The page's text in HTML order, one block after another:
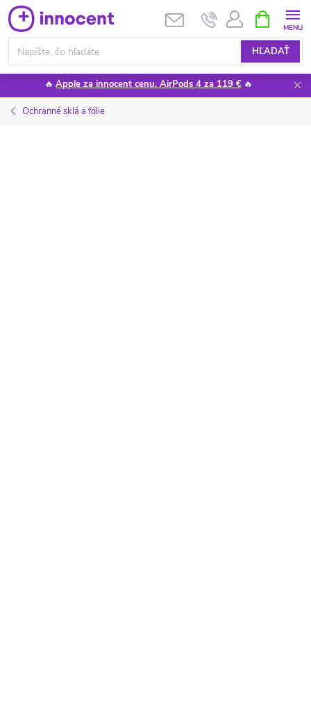
Prejsť
na
obsah
HĽADAŤ
KOŠÍK
🔥 Apple za innocent cenu. AirPods 4 za 119 € 🔥
Ochranné sklá a fólie